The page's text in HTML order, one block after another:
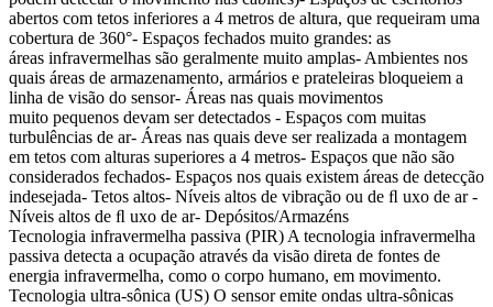
abertos com tetos inferiores a 4 metros de altura, que requeiram uma
cobertura de 360°- Espaços fechados muito grandes: as
áreas infravermelhas são geralmente muito amplas- Ambientes nos
quais áreas de armazenamento, armários e prateleiras bloqueiem a
linha de visão do sensor- Áreas nas quais movimentos
muito pequenos devam ser detectados - Espaços com muitas
turbulências de ar- Áreas nas quais deve ser realizada a montagem
em tetos com alturas superiores a 4 metros- Espaços que não são
considerados fechados- Espaços nos quais existem áreas de detecção
indesejada- Tetos altos- Níveis altos de vibração ou de ﬂ uxo de ar -
Níveis altos de ﬂ uxo de ar- Depósitos/Armazéns
Tecnologia infravermelha passiva (PIR) A tecnologia infravermelha
passiva detecta a ocupação através da visão direta de fontes de
energia infravermelha, como o corpo humano, em movimento.
Tecnologia ultra-sônica (US) O sensor emite ondas ultra-sônicas